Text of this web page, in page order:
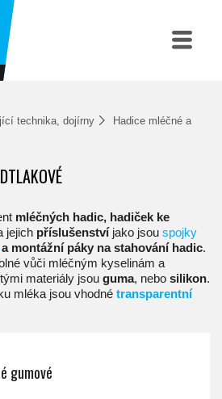
technika, dojírny
Hadice mléčné a
mléčných hadic, hadiček ke
jejich příslušenství jako jsou spojky
a montážní páky na stahování hadic.
vůči mléčným kyselinám a
materiály jsou guma, nebo silikon.
mléka jsou vhodné transparentní
gumové